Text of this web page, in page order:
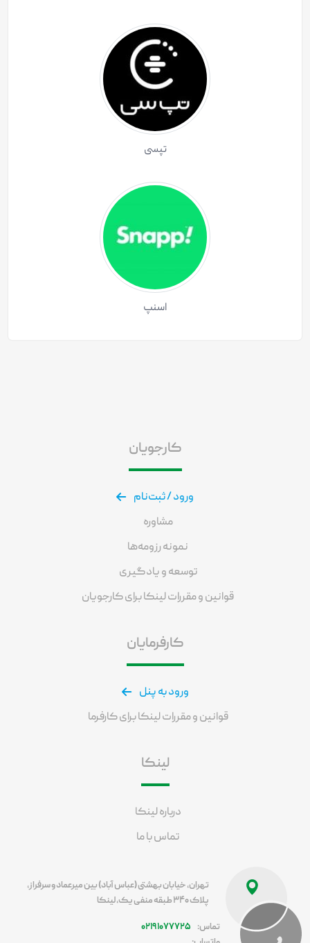
تپسی
اسنپ
کارجویان
ورود / ثبت‌نام
مشاوره
نمونه رزومه‌ها
توسعه و یادگیری
قوانین و مقررات لینکا برای کارجویان
کارفرمایان
ورود به پنل
قوانین و مقررات لینکا برای کارفرما
لینکا
درباره لینکا
تماس با ما
تهران، خیابان بهشتی (عباس آباد) بین میرعماد و سرفراز،
پلاک ۳۴۰ طبقه منفی یک، لینکا
تماس:
۰۲۱۹۱۰۷۷۷۲۵